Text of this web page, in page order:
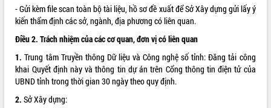
Tháo gỡ những vướng mắc, đẩy mạnh
công tác cải cách thủ tục hành chính
tại Trung tâm Phục vụ hành chính
công tỉnh
Đắk Lắk: Tôn vinh 46 giải pháp tại Hội
thi Sáng tạo Kỹ thuật 2024 - 2025
Đắk Lắk rà soát, điều chỉnh Đề án 190
về phát triển nuôi trồng thủy sản
- Gửi kèm file scan toàn bộ tài liệu, hồ sơ đề xuất để Sở Xây dựng gửi lấy ý
kiến thẩm định các sở, ngành, địa phương có liên quan.
Điều 2. Trách nhiệm của các cơ quan, đơn vị có liên quan
1. Trung tâm Truyền thông Dữ liệu và Công nghệ số tỉnh: Đăng tải công
khai Quyết định này và thông tin dự án trên Cổng thông tin điện tử của
UBND tỉnh trong thời gian 30 ngày theo quy định.
2. Sở Xây dựng: